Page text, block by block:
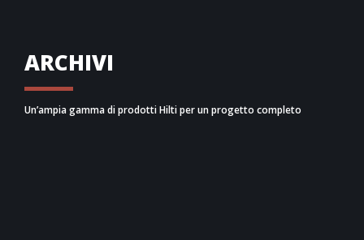
ARCHIVI
Un’ampia gamma di prodotti Hilti per un progetto completo